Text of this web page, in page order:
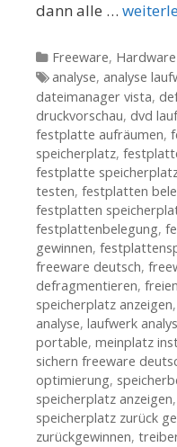
dann alle …
Kategorien
Freeware,
Tags
analyse, analyse
dateimanager vista,
druckvorschau, dvd
festplatte aufräumen,
speicherplatz,
festplatte
testen, festplatten
festplatten
festplattenbelegung,
gewinnen,
freeware deutsch,
defragmentieren,
speicherplatz anzeigen,
analyse, laufwerk
portable, meinplatz
sichern freeware
optimierung,
speicherplatz anzeigen,
speicherplatz zurück
zurückgewinnen,